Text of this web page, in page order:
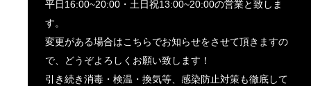
平日16:00~20:00・土日祝13:00~20:00の営業と致しま
す。
変更がある場合はこちらでお知らせをさせて頂きますの
で、どうぞよろしくお願い致します！
引き続き消毒・検温・換気等、感染防止対策も徹底して